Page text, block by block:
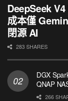
DeepSeek
成本僅
閉源 AI
283 SHARES
DGX
QNAP
266